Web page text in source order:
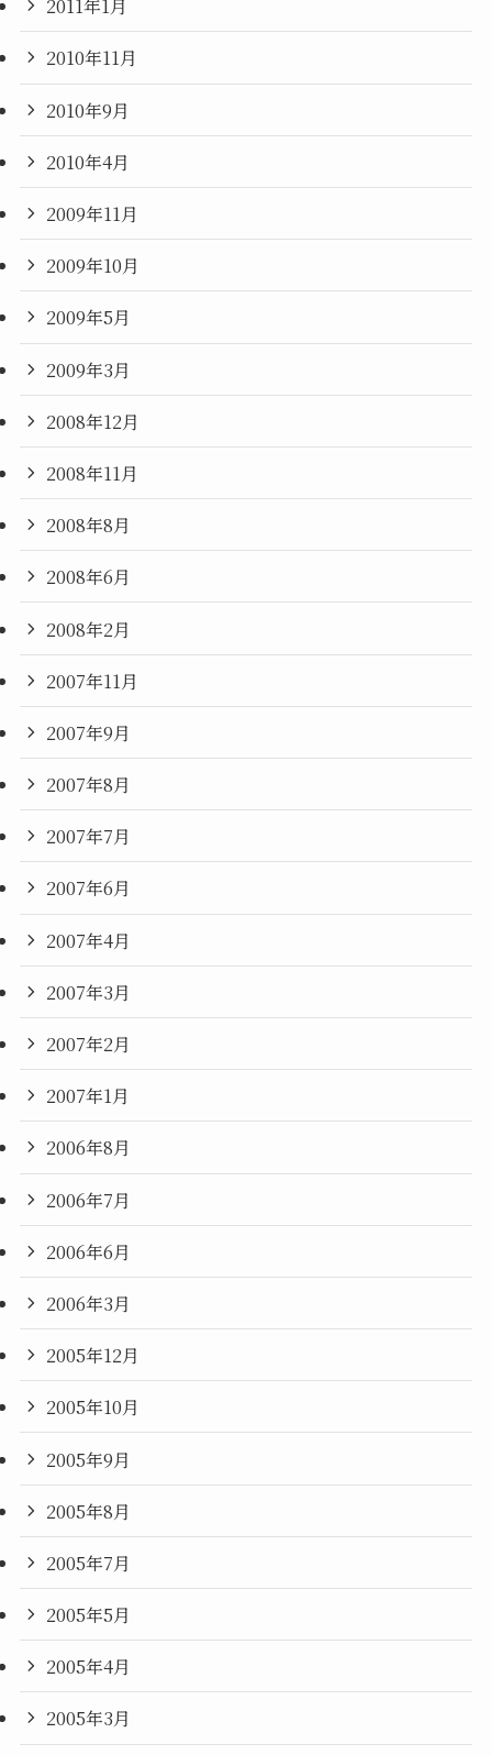
2011年1月
2010年11月
2010年9月
2010年4月
2009年11月
2009年10月
2009年5月
2009年3月
2008年12月
2008年11月
2008年8月
2008年6月
2008年2月
2007年11月
2007年9月
2007年8月
2007年7月
2007年6月
2007年4月
2007年3月
2007年2月
2007年1月
2006年8月
2006年7月
2006年6月
2006年3月
2005年12月
2005年10月
2005年9月
2005年8月
2005年7月
2005年5月
2005年4月
2005年3月